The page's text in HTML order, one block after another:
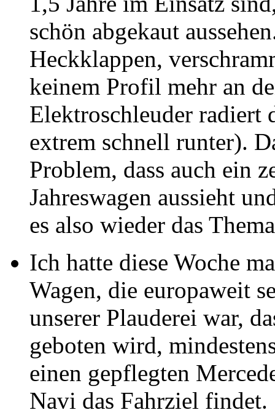
schön abgekaut
Heckklappen,
keinem Profil mehr an
Elektroschleuder radiert
extrem schnell runter).
Problem, dass auch ein
Jahreswagen aussieht
es also wieder das
Ich hatte diese Woche
Wagen, die europaweit
unserer Plauderei war,
geboten wird,
einen gepflegten
Navi das Fahrziel